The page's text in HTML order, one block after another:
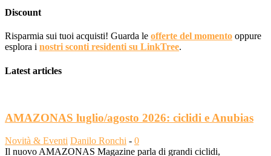
Discount
Risparmia sui tuoi acquisti! Guarda le offerte del momento oppure
esplora i nostri sconti residenti su LinkTree.
Latest articles
AMAZONAS luglio/agosto 2026: ciclidi e Anubias
Novità & Eventi Danilo Ronchi - 0
Il nuovo AMAZONAS Magazine parla di grandi ciclidi,